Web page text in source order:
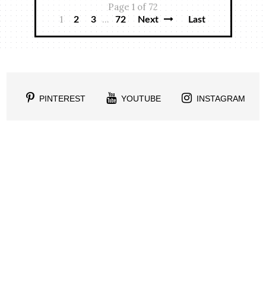
Page 1 of 72
1
2 3 ... 72 Next Last
PINTEREST YOUTUBE INSTAGRAM